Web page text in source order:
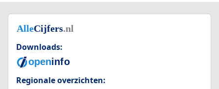
Downloads:
Regionale overzichten: